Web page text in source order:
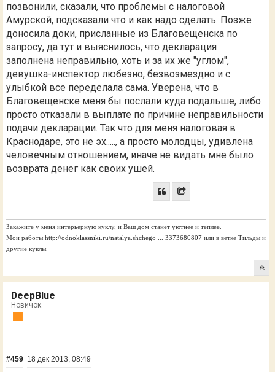
позвонили, сказали, что проблемы с налоговой
Амурской, подсказали что и как надо сделать. Позже
доносила доки, присланные из Благовещенска по
запросу, да тут и выяснилось, что декларация
заполнена неправильно, хоть и за их же "углом",
девушка-инспектор любезно, безвозмездно и с
улыбкой все переделала сама. Уверена, что в
Благовещенске меня бы послали куда подальше, либо
просто отказали в выплате по причине неправильности
подачи декларации. Так что для меня налоговая в
Краснодаре, это не эх....., а просто молодцы, удивлена
человечным отношением, иначе не видать мне было
возврата денег как своих ушей.
Закажите у меня интерьерную куклу, и Ваш дом станет уютнее и теплее.
Мои работы http://odnoklassniki.ru/natalya.shchego ... 3373680807 или в ветке Тильды и
другие куклы.
DeepBlue
Новичок
#459 18 дек 2013, 08:49